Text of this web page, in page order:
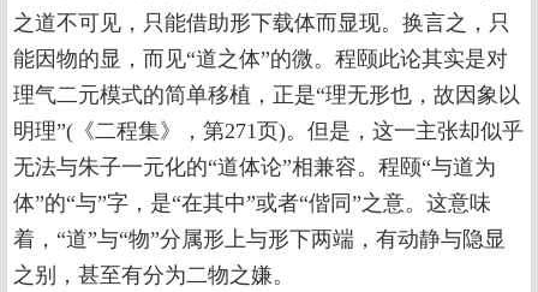
之道不可见，只能借助形下载体而显现。换言之，只
能因物的显，而见“道之体”的微。程颐此论其实是对
理气二元模式的简单移植，正是“理无形也，故因象以
明理”(《二程集》，第271页)。但是，这一主张却似乎
无法与朱子一元化的“道体论”相兼容。程颐“与道为
体”的“与”字，是“在其中”或者“偕同”之意。这意味
着，“道”与“物”分属形上与形下两端，有动静与隐显
之别，甚至有分为二物之嫌。